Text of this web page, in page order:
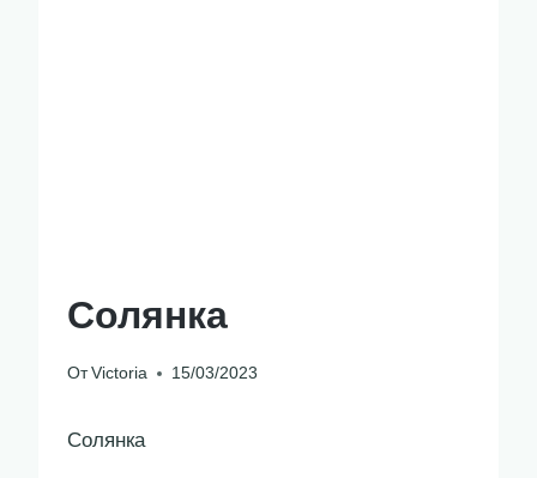
Солянка
От Victoria 15/03/2023
Солянка